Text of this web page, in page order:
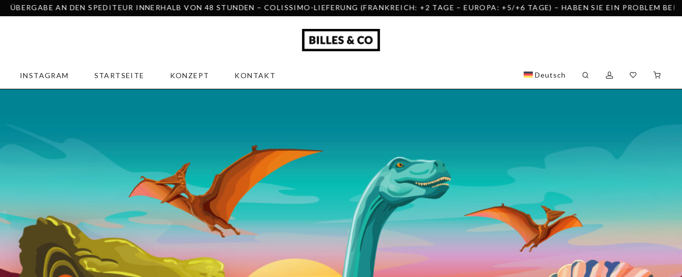
DEN SPEDITEUR INNERHALB VON 48 STUNDEN – COLISSIMO-LIEFERUNG (FRANKREICH: +2 TAGE – EUROPA: +5/+6 TAGE) – HABEN SIE EIN PROBLEM BEI DER
INSTAGRAM STARTSEITE KONZEPT KONTAKT Deutsch